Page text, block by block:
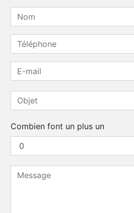
Combien font un plus un